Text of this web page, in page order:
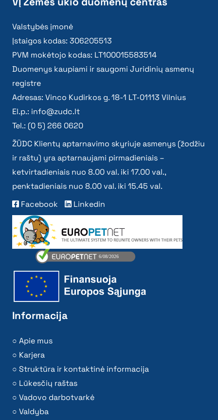
Valstybės įmonė
Įstaigos kodas: 306205513
PVM mokėtojo kodas: LT100015583514
Duomenys kaupiami ir saugomi Juridinių asmenų
registre
Adresas: Vinco Kudirkos g. 18-1 LT-01113 Vilnius
El.p.: info@zudc.lt
Tel.: (0 5) 266 0620
ŽŪDC Klientų aptarnavimo skyriuje asmenys (žodžiu
ir raštu) yra aptarnaujami pirmadieniais –
ketvirtadieniais nuo 8.00 val. iki 17.00 val.,
penktadieniais nuo 8.00 val. iki 15.45 val.
Facebook
Linkedin
Informacija
Apie mus
Karjera
Struktūra ir kontaktinė informacija
Lūkesčių raštas
Vadovo darbotvarkė
Valdyba